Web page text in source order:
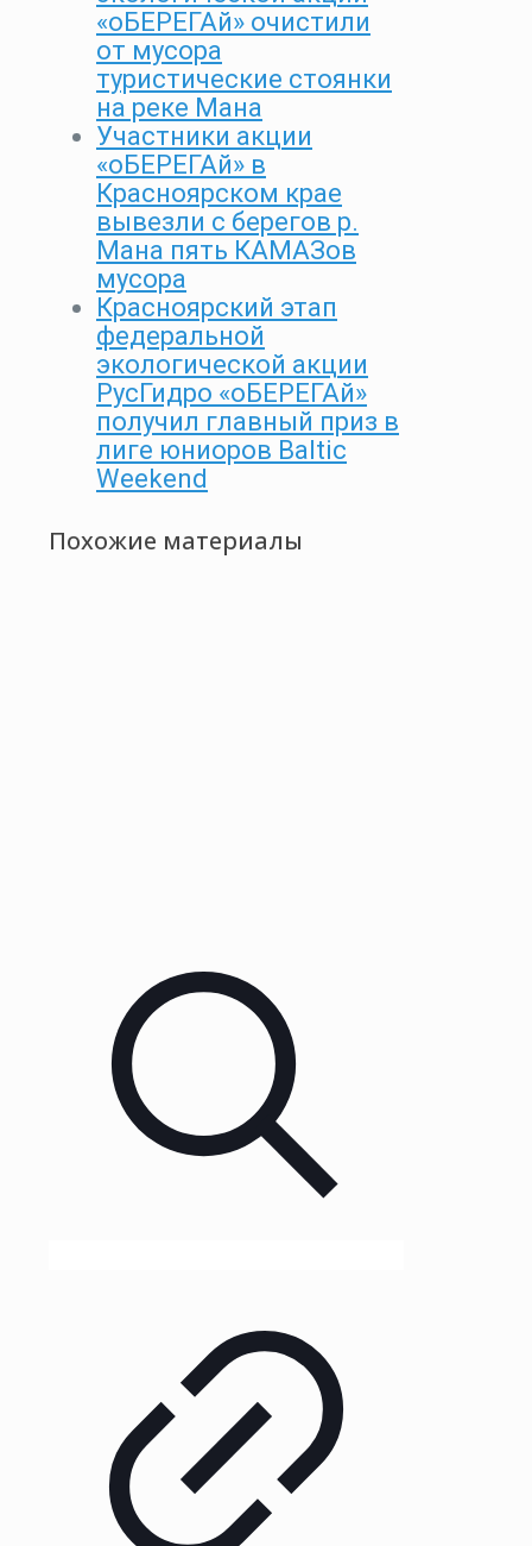
«оБЕРЕГАй» очистили
от мусора
туристические стоянки
на реке Мана
Участники акции
«оБЕРЕГАй» в
Красноярском крае
вывезли с берегов р.
Мана пять КАМАЗов
мусора
Красноярский этап
федеральной
экологической акции
РусГидро «оБЕРЕГАй»
получил главный приз в
лиге юниоров Baltic
Weekend
Похожие материалы